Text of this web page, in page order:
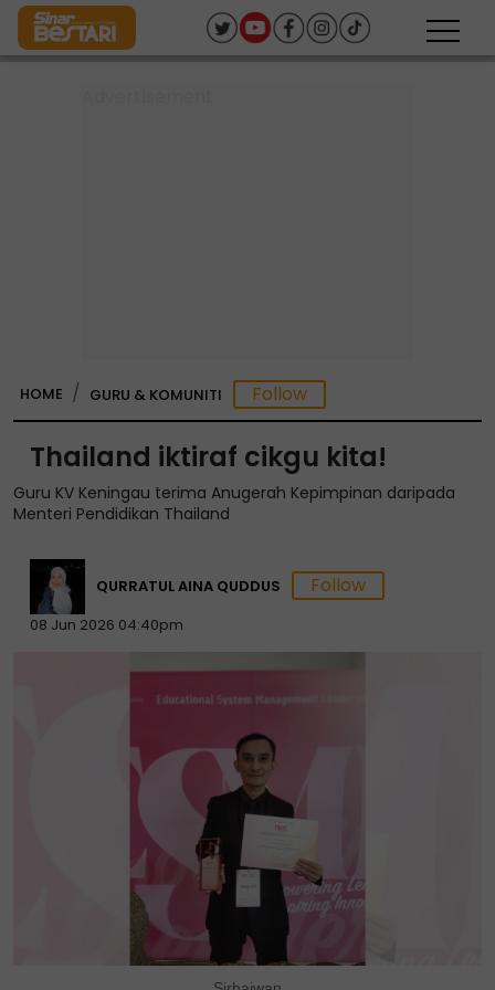
HOME GURU & KOMUNITI
Thailand iktiraf cikgu kita!
Guru KV Keningau terima Anugerah Kepimpinan daripada
Menteri Pendidikan Thailand
QURRATUL AINA QUDDUS
08 Jun 2026 04:40pm